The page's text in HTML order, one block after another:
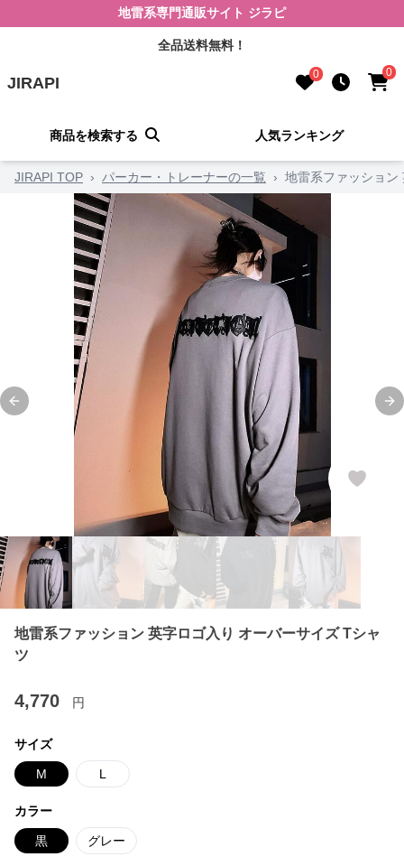
地雷系専門通販サイト ジラピ
全品送料無料！
JIRAPI 0 0
商品を検索する 人気ランキング
JIRAPI TOP › パーカー・トレーナーの一覧 › 地雷系ファッション
Previous slide
地雷系ファッション 英字ロゴ入り オーバーサイズ Tシャ
ツ
4,770 円
サイズ
M L
カラー
黒 グレー